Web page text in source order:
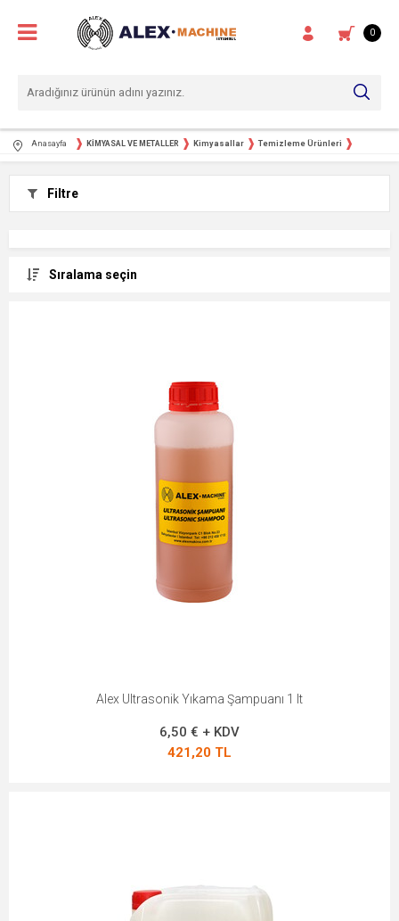
0
Anasayfa KİMYASAL VE METALLER Kimyasallar Temizleme Ürünleri
Filtre
Sıralama seçin
Alex Ultrasonik Yıkama Şampuanı 1 lt
6,50 € + KDV
421,20 TL